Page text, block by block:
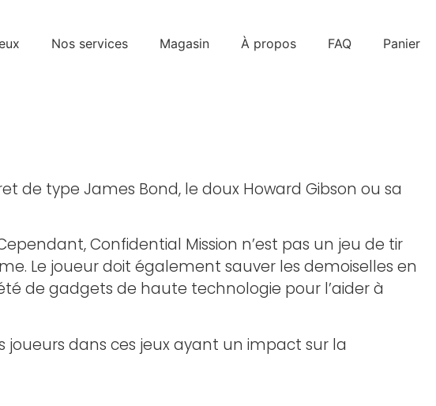
Nos services Magasin À propos FAQ Panier
de type James Bond, le doux Howard Gibson ou sa
Confidential Mission n’est pas un jeu de tir
Le joueur doit également sauver les demoiselles en
de gadgets de haute technologie pour l’aider à
joueurs dans ces jeux ayant un impact sur la